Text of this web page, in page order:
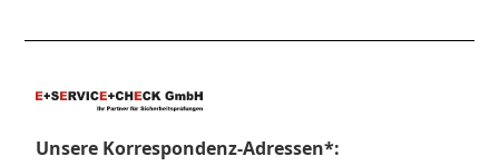
Unsere Korrespondenz-Adressen*: